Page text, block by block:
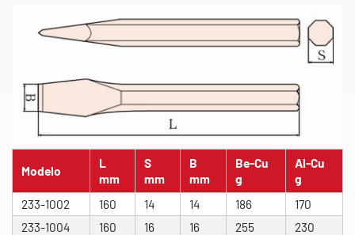
Modelo
L
mm
S
mm
B
mm
Be-Cu
g
Al-Cu
g
233-1002
160 14 14 186
170
233-1004
160 16 16 255
230